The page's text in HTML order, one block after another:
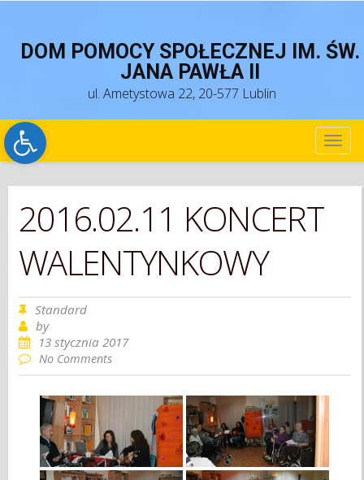
Open toolbar
DOM POMOCY SPOŁECZNEJ IM. ŚW.
JANA PAWŁA II
ul. Ametystowa 22, 20-577 Lublin
2016.02.11 KONCERT
WALENTYNKOWY
Standard
by
13 stycznia 2017
No Comments